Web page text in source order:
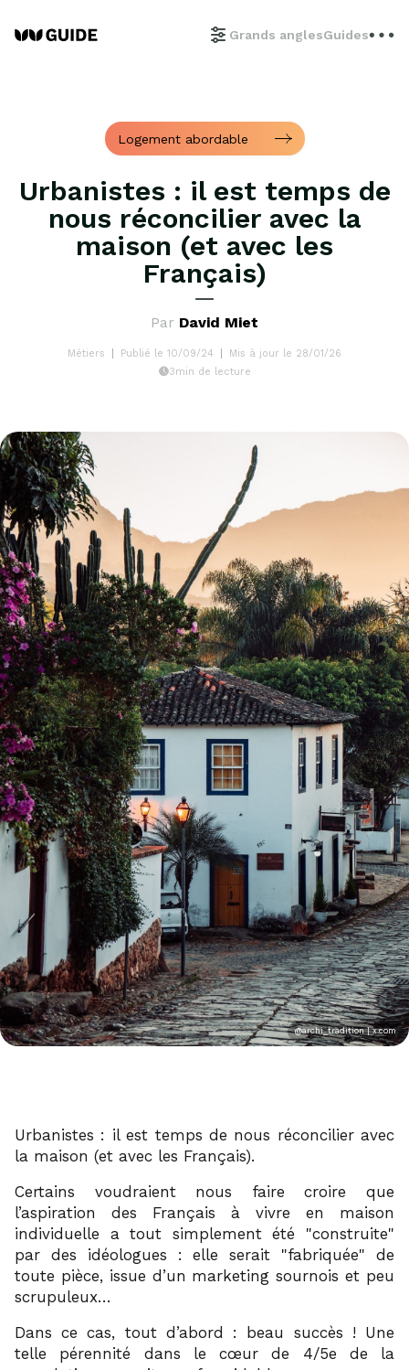
Grands anglesGuides
Logement abordable
Urbanistes : il est temps de
nous réconcilier avec la
maison (et avec les
Français)
Par David Miet
Métiers Publié le 10/09/24
Mis à jour le 28/01/26
3min de lecture
@archi_tradition | x.com
Urbanistes : il est temps de nous réconcilier avec
la maison (et avec les Français).
Certains voudraient nous faire croire que
l’aspiration des Français à vivre en maison
individuelle a tout simplement été
construite
par des idéologues : elle serait
fabriquée
de
toute pièce, issue d’un marketing sournois et peu
scrupuleux…
Dans ce cas, tout d’abord : beau succès ! Une
telle pérennité dans le cœur de 4/5e de la